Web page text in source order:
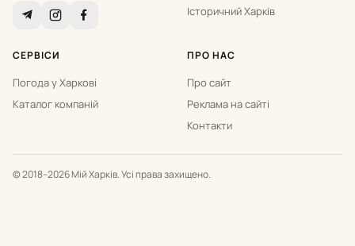
Історичний Харків
СЕРВІСИ
Погода у Харкові
Каталог компаній
ПРО НАС
Про сайт
Реклама на сайті
Контакти
© 2018–2026 Мій Харків. Усі права захищено.